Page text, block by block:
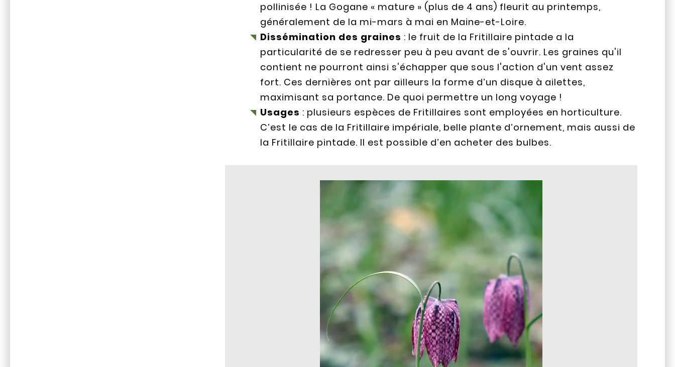
pollinisée ! La Gogane « mature » (plus de 4 ans) fleurit au printemps,
généralement de la mi-mars à mai en Maine-et-Loire.
Dissémination des graines : le fruit de la Fritillaire pintade a la
particularité de se redresser peu à peu avant de s'ouvrir. Les graines qu'il
contient ne pourront ainsi s'échapper que sous l'action d'un vent assez
fort. Ces dernières ont par ailleurs la forme d’un disque à ailettes,
maximisant sa portance. De quoi permettre un long voyage !
Usages : plusieurs espèces de Fritillaires sont employées en horticulture.
C’est le cas de la Fritillaire impériale, belle plante d’ornement, mais aussi de
la Fritillaire pintade. Il est possible d’en acheter des bulbes.